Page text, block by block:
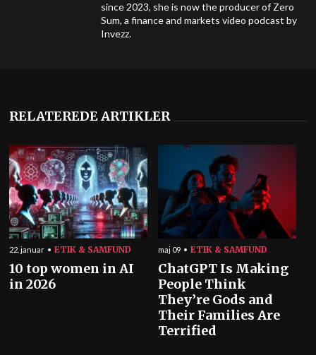
since 2023, she is now the producer of Zero
Sum, a finance and markets video podcast by
Invezz.
RELATEREDE ARTIKLER
22. januar ETIK & SAMFUND
10 top women in AI
in 2026
maj 09 ETIK & SAMFUND
ChatGPT Is Making
People Think
They’re Gods and
Their Families Are
Terrified